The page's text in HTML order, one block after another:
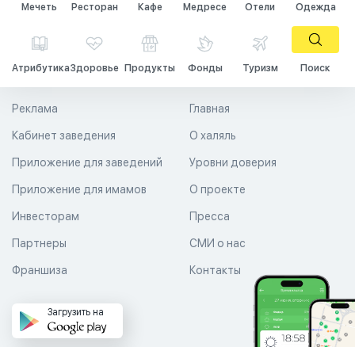
Мечеть Ресторан Кафе Медресе Отели Одежда
АтрибутикаЗдоровье Продукты Фонды Туризм Поиск
Главная
О халяль
Уровни доверия
Реклама
Кабинет заведения
Приложение для заведений
Приложение для имамов О проекте
Пресса
СМИ о нас
Контакты
Инвесторам
Партнеры
Франшиза
Загрузить на